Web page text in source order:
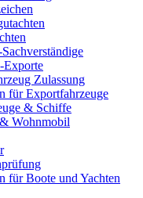
Zulassung
für Exportfahrzeuge
& Schiffe
Wohnmobil
für Boote und Yachten